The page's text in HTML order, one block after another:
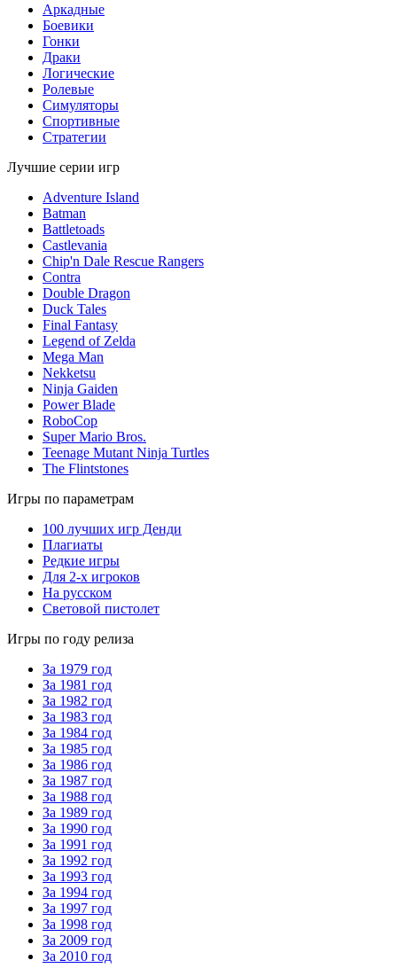
Аркадные
Боевики
Гонки
Драки
Логические
Ролевые
Симуляторы
Спортивные
Стратегии
Лучшие серии игр
Adventure Island
Batman
Battletoads
Castlevania
Chip'n Dale Rescue Rangers
Contra
Double Dragon
Duck Tales
Final Fantasy
Legend of Zelda
Mega Man
Nekketsu
Ninja Gaiden
Power Blade
RoboCop
Super Mario Bros.
Teenage Mutant Ninja Turtles
The Flintstones
Игры по параметрам
100 лучших игр Денди
Плагиаты
Редкие игры
Для 2-х игроков
На русском
Световой пистолет
Игры по году релиза
За 1979 год
За 1981 год
За 1982 год
За 1983 год
За 1984 год
За 1985 год
За 1986 год
За 1987 год
За 1988 год
За 1989 год
За 1990 год
За 1991 год
За 1992 год
За 1993 год
За 1994 год
За 1997 год
За 1998 год
За 2009 год
За 2010 год